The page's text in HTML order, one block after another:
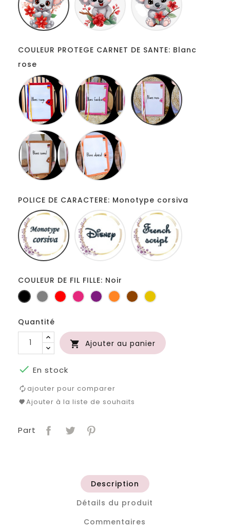
COULEUR PROTEGE CARNET DE SANTE: Blanc
rose
Blanc
rouge
Blanc
fucshia
Blanc
camel
POLICE DE CARACTERE: Monotype corsiva
Monotype
corsiva
Disney
COULEUR DE FIL FILLE: Noir
Noir Gris
foncé
RougeFuchsia
PruneOrangeMarronJaune
Quantité
 Ajouter au panier
 En stock
ajouter pour comparer
Ajouter à la liste de souhaits
Part
Description
Détails du produit
Commentaires